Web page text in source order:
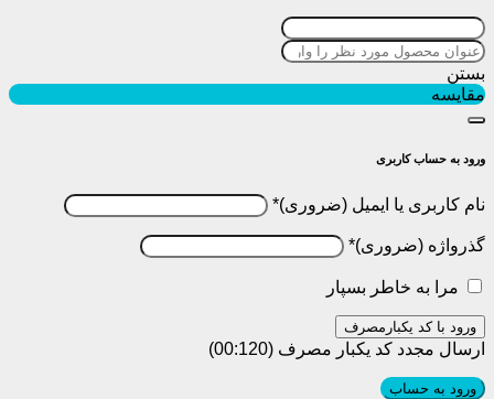
بستن
مقایسه
ورود به حساب کاربری
نام کاربری یا ایمیل *
گذرواژه *
مرا به خاطر بسپار
ورود با کد یکبارمصرف
ارسال مجدد کد یکبار مصرف (00:
120
)
ورود به حساب